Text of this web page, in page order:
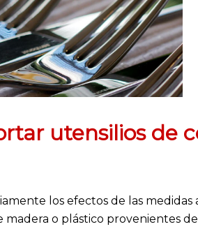
utensilios de
los efectos de las
o plástico provenientes